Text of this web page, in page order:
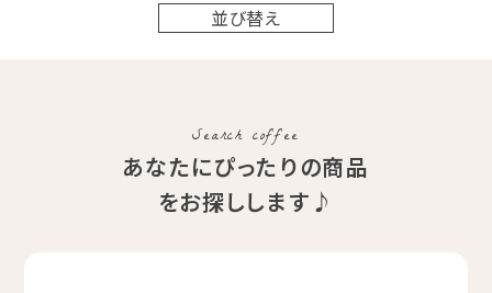
並び替え
Search coffee
あなたにぴったりの商品
をお探しします♪